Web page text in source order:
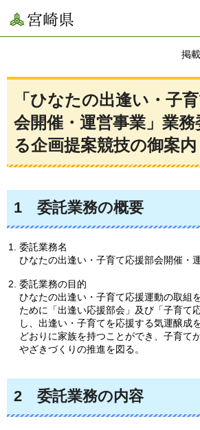
宮崎県
掲
「ひなたの出逢い・子
会開催・運営事業」業
る企画提案競技の御案内
1 委託業務の概要
委託業務名
ひなたの出逢い・子育て応援部会開催・
委託業務の目的
ひなたの出逢い・子育て応援運動の取組
ために「出逢い応援部会」及び「子育て
し、出逢い・子育てを応援する気運醸成
どおりに家族を持つことができ、子育て
やざきづくりの推進を図る。
2 委託業務の内容